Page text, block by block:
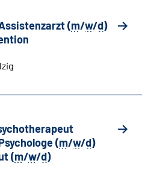
(m/w/d)
(m/w/d)
(m/w/d)